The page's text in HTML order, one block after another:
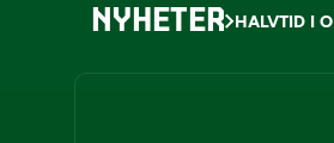
NYHETER HALVTID I